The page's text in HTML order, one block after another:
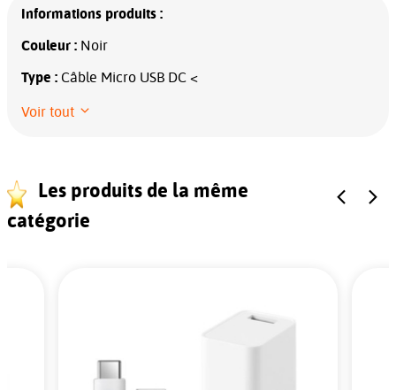
Informations produits :
Couleur : Noir
Type : Câble Micro USB DC <
Voir tout
Les produits de la même
catégorie